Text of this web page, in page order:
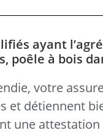
ayant
poêle à bois
votre
détiennent
une